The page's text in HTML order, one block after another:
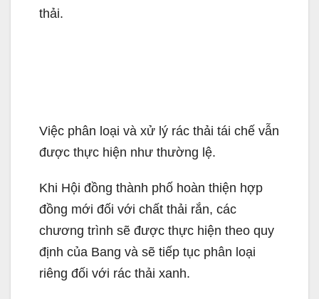
thải.
Việc phân loại và xử lý rác thải tái chế vẫn
được thực hiện như thường lệ.
Khi Hội đồng thành phố hoàn thiện hợp
đồng mới đối với chất thải rắn, các
chương trình sẽ được thực hiện theo quy
định của Bang và sẽ tiếp tục phân loại
riêng đối với rác thải xanh.